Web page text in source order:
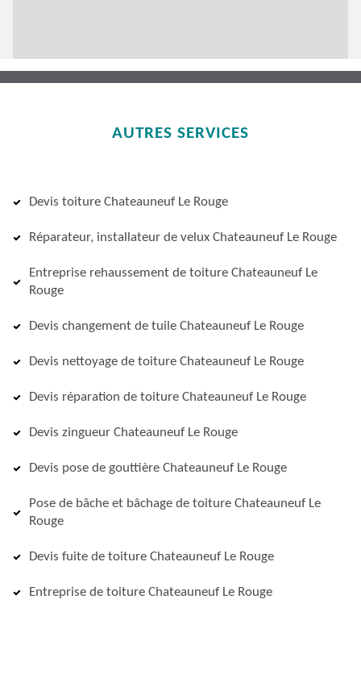
AUTRES SERVICES
Devis toiture Chateauneuf Le Rouge
Réparateur, installateur de velux Chateauneuf Le Rouge
Entreprise rehaussement de toiture Chateauneuf Le
Rouge
Devis changement de tuile Chateauneuf Le Rouge
Devis nettoyage de toiture Chateauneuf Le Rouge
Devis réparation de toiture Chateauneuf Le Rouge
Devis zingueur Chateauneuf Le Rouge
Devis pose de gouttière Chateauneuf Le Rouge
Pose de bâche et bâchage de toiture Chateauneuf Le
Rouge
Devis fuite de toiture Chateauneuf Le Rouge
Entreprise de toiture Chateauneuf Le Rouge